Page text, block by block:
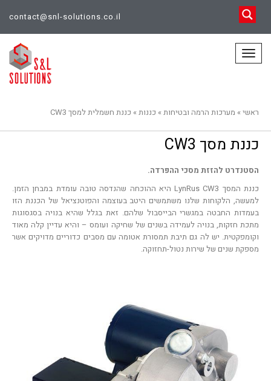
contact@snl-solutions.co.il
תפריט
ראשי» מערכות הרמה ובטיחות» כננות» כננת חשמלית למסך CW3
כננת מסך CW3
הסטנדרט להזזת מסכי ההפרדה.
כננת המסך LynRus CW3 היא ההוכחה שהנדסה טובה עומדת במבחן הזמן.
למעשה, הלקוחות שלנו משתמשים היטב בעוצמה והפוטנציאל של הכננת הזו
בעמדות החבטה במגשרי הבייסבול שלהם. זאת בגלל שהיא בנויה בסגסוגות
מתכת חזקות, בנויה לעמידה בשנים של שחיקה ועומס – והיא עדיין קלה מאוד
וקומפקטית. יש לה גם תיבת תמסורת אטומה עם מסבים כדוריים מדויקים אשר
מספקת שנים של שירות נטול-תחזוקה.